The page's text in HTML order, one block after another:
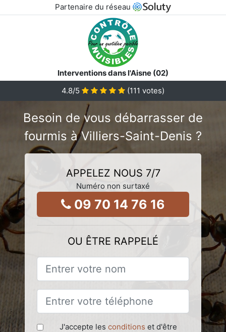
Partenaire du réseau
Interventions dans l'Aisne (02)
4.8/5 (111 votes)
Besoin de vous débarrasser de
fourmis à Villiers-Saint-Denis ?
APPELEZ NOUS 7/7
Numéro non surtaxé
09 70 14 76 16
OU ÊTRE RAPPELÉ
J'accepte les conditions et d'être